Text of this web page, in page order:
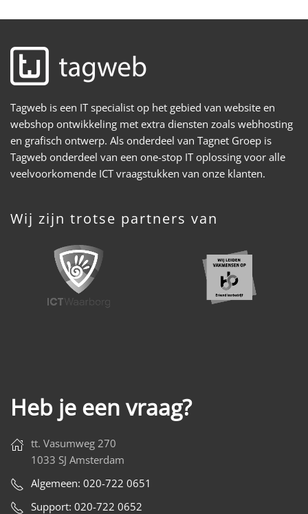
Tagweb is een IT specialist op het gebied van website en
webshop ontwikkeling met extra diensten zoals webhosting
en grafisch ontwerp. Als onderdeel van Tagnet Groep is
Tagweb onderdeel van een one-stop IT oplossing voor alle
veelvoorkomende ICT vraagstukken van onze klanten.
Wij zijn trotse partners van
Heb je een vraag?
tt. Vasumweg 270
1033 SJ Amsterdam
Algemeen: 020-722 0651
Support: 020-722 0652